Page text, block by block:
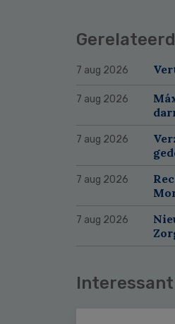
7 aug 2026
7 aug 2026
7 aug 2026
7 aug 2026
7 aug 2026
Interessant